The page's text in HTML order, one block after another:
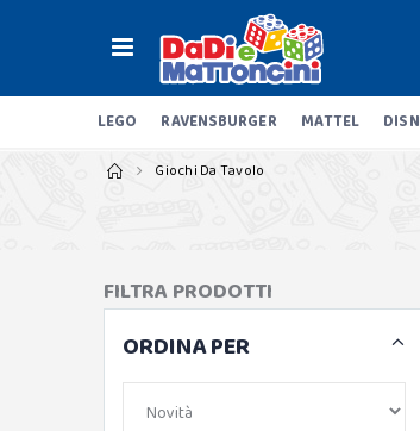
LEGO RAVENSBURGER MATTEL
Giochi Da Tavolo
FILTRA PRODOTTI
ORDINA PER